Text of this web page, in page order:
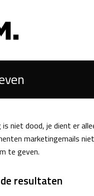
niet dood, je dient er
marketingemails
te geven.
resultaten